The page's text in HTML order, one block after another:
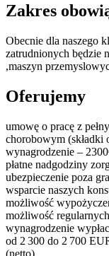
Zakres
Obecnie dla naszego
zatrudnionych będzie
,maszyn
Oferujemy
umowę o pracę z
chorobowym (składki
wynagrodzenie –
płatne nadgodziny
ubezpieczenie poza
wsparcie naszych
możliwość
możliwość
wynagrodzenie
od 2 300 do 2 700
(netto)